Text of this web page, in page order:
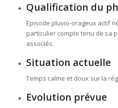
Qualification du
Episode pluvio-orageux actif
particulier compte tenu de sa
associés.
Situation actuelle
Temps calme et doux sur la
Evolution prévue